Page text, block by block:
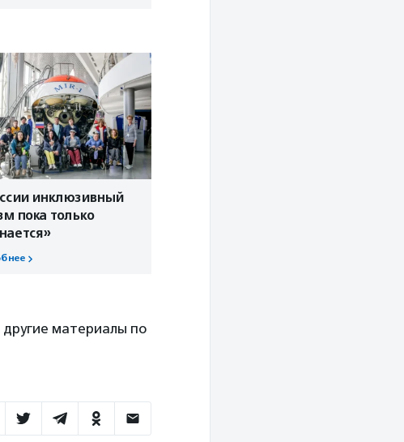
инклюзивный
пока только
материалы по